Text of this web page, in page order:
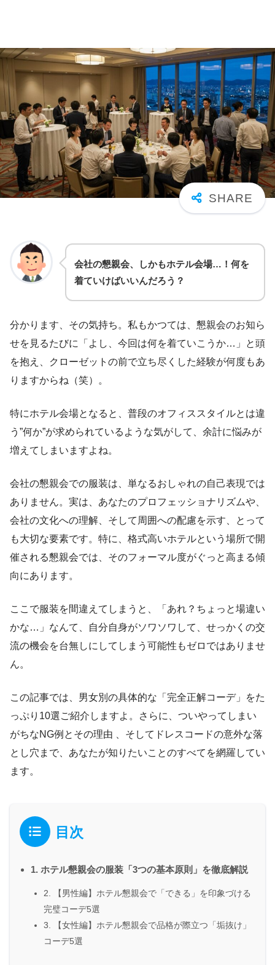
会社の懇親会、しかもホテル会場…！何を
着ていけばいいんだろう？
分かります、その気持ち。私もかつては、懇親会のお知ら
せを見るたびに「よし、今回は何を着ていこうか…」と頭
を抱え、クローゼットの前で立ち尽くした経験が何度もあ
りますからね（笑）。
特にホテル会場となると、普段のオフィススタイルとは違
う”何か”が求められているような気がして、余計に悩みが
増えてしまいますよね。
会社の懇親会での服装は、単なるおしゃれの自己表現では
ありません。実は、あなたのプロフェッショナリズムや、
会社の文化への理解、そして周囲への配慮を示す、とって
も大切な要素です。特に、格式高いホテルという場所で開
催される懇親会では、そのフォーマル度がぐっと高まる傾
向にあります。
ここで服装を間違えてしまうと、「あれ？ちょっと場違い
かな…」なんて、自分自身がソワソワして、せっかくの交
流の機会を台無しにしてしまう可能性もゼロではありませ
ん。
この記事では、男女別の具体的な「完全正解コーデ」をた
っぷり10選ご紹介しますよ。さらに、ついやってしまい
がちなNG例とその理由 、そしてドレスコードの意外な落
とし穴まで、あなたが知りたいことのすべてを網羅してい
ます。
目次
1. ホテル懇親会の服装「3つの基本原則」を徹底解説
2. 【男性編】ホテル懇親会で「できる」を印象づける
完璧コーデ5選
3. 【女性編】ホテル懇親会で品格が際立つ「垢抜け」
コーデ5選